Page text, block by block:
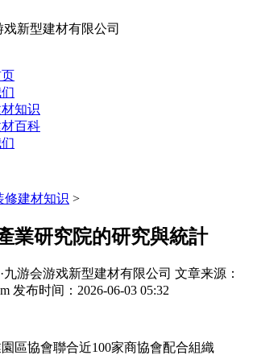
知识
百科
修建材知识 >
業研究院的研究與統計
九游会游戏新型建材有限公司 文章来源：
发布时间：2026-06-03 05:32
協會聯合近100家商協會配合組織